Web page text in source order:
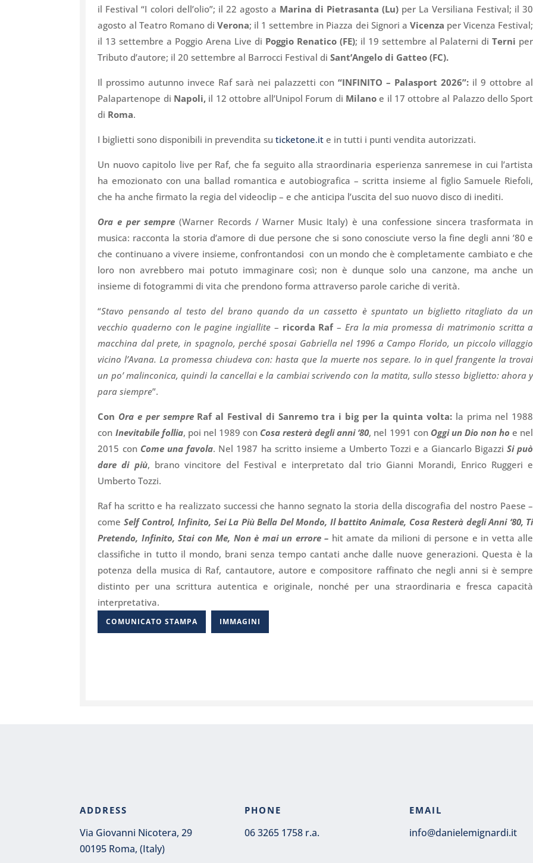
il Festival “I colori dell’olio”; il 22 agosto a Marina di Pietrasanta (Lu) per La Versiliana Festival; il 30
agosto al Teatro Romano di Verona; il 1 settembre in Piazza dei Signori a Vicenza per Vicenza Festival;
il 13 settembre a Poggio Arena Live di Poggio Renatico (FE); il 19 settembre al Palaterni diTerni per
Tributo d’autore; il 20 settembre al Barrocci Festival diSant’Angelo di Gatteo (FC).
Il prossimo autunno invece Raf sarà nei palazzetti con“INFINITO – Palasport 2026”: il 9 ottobre al
Palapartenope di Napoli, il 12 ottobre all’Unipol Forum di Milano e il 17 ottobre al Palazzo dello Sport
di Roma.
I biglietti sono disponibili in prevendita suticketone.it e in tutti i punti vendita autorizzati.
Un nuovo capitolo live per Raf, che fa seguito alla straordinaria esperienza sanremese in cui l’artista
ha emozionato con una ballad romantica e autobiografica – scritta insieme al figlio Samuele Riefoli,
che ha anche firmato la regia del videoclip – e che anticipa l’uscita del suo nuovo disco di inediti.
Ora e per sempre(Warner Records / Warner Music Italy) è una confessione sincera trasformata in
musica: racconta la storia d’amore di due persone che si sono conosciute verso la fine degli anni ’80 e
che continuano a vivere insieme, confrontandosi con un mondo che è completamente cambiato e che
loro non avrebbero mai potuto immaginare così; non è dunque solo una canzone, ma anche un
insieme di fotogrammi di vita che prendono forma attraverso parole cariche di verità.
“Stavo pensando al testo del brano quando da un cassetto è spuntato un biglietto ritagliato da un
vecchio quaderno con le pagine ingiallite – ricorda Raf– Era la mia promessa di matrimonio scritta a
macchina dal prete, in spagnolo, perché sposai Gabriella nel 1996 a Campo Florido, un piccolo villaggio
vicino l’Avana. La promessa chiudeva con: hasta que la muerte nos separe. Io in quel frangente la trovai
un po’ malinconica, quindi la cancellai e la cambiai scrivendo con la matita, sullo stesso biglietto: ahora y
para siempre”.
Con Ora e per sempreRaf al Festival di Sanremo tra i big per la quinta volta: la prima nel 1988
con Inevitabile follia, poi nel 1989 con Cosa resterà degli anni ‘80, nel 1991 con Oggi un Dio non ho e nel
2015 con Come una favola. Nel 1987 ha scritto insieme a Umberto Tozzi e a Giancarlo BigazziSi può
dare di più, brano vincitore del Festival e interpretato dal trio Gianni Morandi, Enrico Ruggeri e
Umberto Tozzi.
Raf ha scritto e ha realizzato successi che hanno segnato la storia della discografia del nostro Paese –
come Self Control, Infinito, Sei La Più Bella Del Mondo, Il battito Animale, Cosa Resterà degli Anni ‘80, Ti
Pretendo, Infinito, Stai con Me, Non è mai un errore – hit amate da milioni di persone e in vetta alle
classifiche in tutto il mondo, brani senza tempo cantati anche dalle nuove generazioni. Questa è la
potenza della musica di Raf, cantautore, autore e compositore raffinato che negli anni si è sempre
distinto per una scrittura autentica e originale, nonché per una straordinaria e fresca capacità
interpretativa.
COMUNICATO STAMPA IMMAGINI
ADDRESS
Via Giovanni Nicotera, 29
00195 Roma, (Italy)
PHONE
06 3265 1758 r.a.
EMAIL
info@danielemignardi.it